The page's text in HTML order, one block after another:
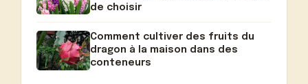
de choisir
Comment cultiver des fruits du
dragon à la maison dans des
conteneurs